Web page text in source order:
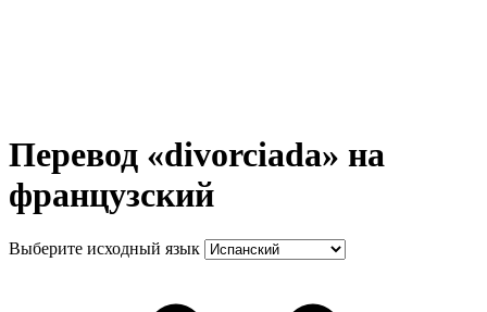
Перевод «divorciada» на
французский
Выберите исходный язык